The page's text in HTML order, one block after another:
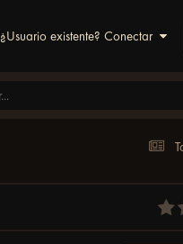
¿Usuario existente? Conectar